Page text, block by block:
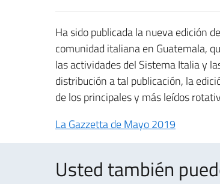
Ha sido publicada la nueva edición
comunidad italiana en Guatemala,
las actividades del Sistema Italia y
distribución a tal publicación, la
de los principales y más leídos
La Gazzetta de Mayo 2019
Usted también